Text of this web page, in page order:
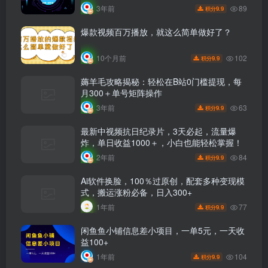
3年前 积分9.9 89
爆款视频百万播放，就这么简单做好了？
10个月前 积分9.9 102
薅羊毛攻略揭秘：轻松在B站0门槛提现，每
月300＋单号矩阵操作
3年前 积分9.9 63
最新中视频抗日纪录片，3天必起，流量爆
炸，单日收益1000＋，小白也能轻松掌握！
2年前 积分9.9 84
Ai软件换脸，100％过原创，配套多种变现模
式，搬运涨粉必备，日入300+
1年前 积分9.9 77
闲鱼鱼小铺信息差小项目，一单5元，一天收
益100+
1年前 积分9.9 104